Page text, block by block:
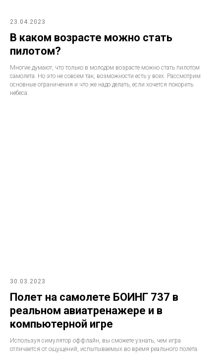
23.04.2023
В каком возрасте можно стать
пилотом?
Многие думают, что только в молодом возрасте можно стать пилотом
самолета. Но это не совсем так, возможности есть у всех. Рассмотрим
основные ограничения и что же надо делать, если хочется покорить
небеса.
30.03.2023
Полет на самолете БОИНГ 737 в
реальном авиатренажере и в
компьютерной игре
Используя симулятор оффлайн, вы сможете узнать, чем игра
отличается от ощущений, испытываемых во время реального полета.